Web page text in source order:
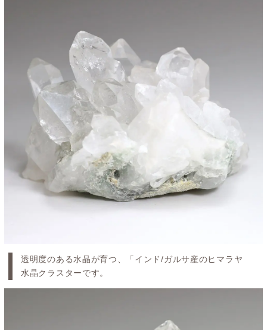
透明度のある水晶が育つ、「インド/ガルサ産のヒマラヤ
水晶クラスターです。